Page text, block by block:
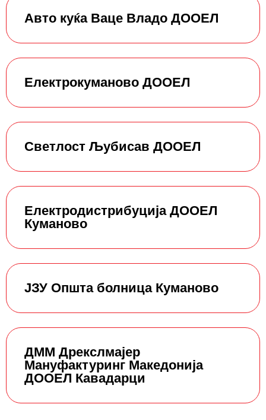
Авто куќа Ваце Владо ДООЕЛ
Електрокуманово ДООЕЛ
Светлост Љубисав ДООЕЛ
Електродистрибуција ДООЕЛ
Куманово
ЈЗУ Општа болница Куманово
ДММ Дрекслмајер
Мануфактуринг Македонија
ДООЕЛ Кавадарци